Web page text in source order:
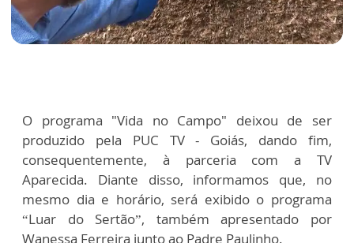
O programa "Vida no Campo" deixou de ser
produzido pela PUC TV - Goiás, dando fim,
consequentemente, à parceria com a TV
Aparecida. Diante disso, informamos que, no
mesmo dia e horário, será exibido o programa
“Luar do Sertão”, também apresentado por
Wanessa Ferreira junto ao Padre Paulinho.